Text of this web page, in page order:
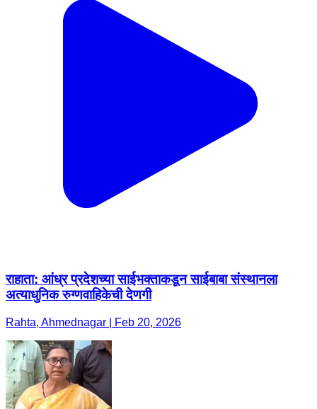
राहाता: आंध्र प्रदेशच्या साईभक्ताकडून साईबाबा संस्थानला
अत्याधुनिक रुग्णवाहिकेची देणगी
Rahta, Ahmednagar | Feb 20, 2026